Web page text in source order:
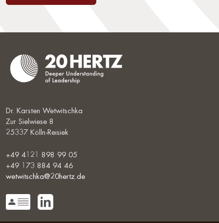
Dr. Karsten Wetwitschka
Zur Sielwiese 8
25337 Kölln-Reisiek
+49 4121 898 99 05
+49 173 884 94 46
wetwitschka@20hertz.de